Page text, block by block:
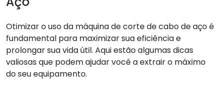
Otimizar o uso da máquina de corte de cabo de aço é
fundamental para maximizar sua eficiência e
prolongar sua vida útil. Aqui estão algumas dicas
valiosas que podem ajudar você a extrair o máximo
do seu equipamento.